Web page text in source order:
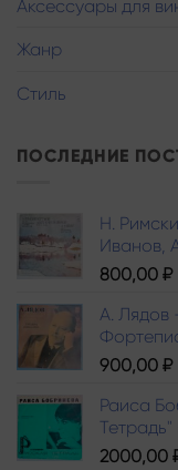
Аксессуары для
Жанр
Стиль
ПОСЛЕДНИЕ
Н.
Иванов,
800,00 ₽
А. Лядов
900,00 ₽
Раиса
2000,00